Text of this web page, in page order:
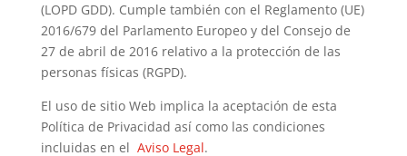
(LOPD GDD). Cumple también con el Reglamento (UE)
2016/679 del Parlamento Europeo y del Consejo de
27 de abril de 2016 relativo a la protección de las
personas físicas (RGPD).
El uso de sitio Web implica la aceptación de esta
Política de Privacidad así como las condiciones
incluidas en el Aviso Legal.